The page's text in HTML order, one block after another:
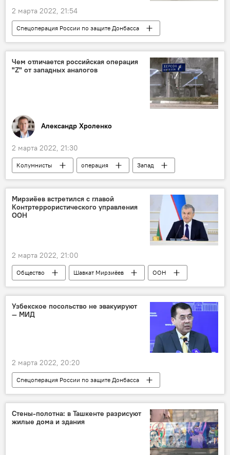
2 марта 2022, 21:54
Спецоперация России по защите Донбасса
Делегация
Украина
Чем отличается российская операция
"Z" от западных аналогов
Александр Хроленко
2 марта 2022, 21:30
Колумнисты операция
Запад
Украина
Мирзиёев встретился с главой
Контртеррористического управления
ООН
2 марта 2022, 21:00
Общество Шавкат Мирзиёев ООН
Узбекское посольство не эвакуируют
— МИД
2 марта 2022, 20:20
Спецоперация России по защите Донбасса
Узбекистан
посольство эвакуация
Стены-полотна: в Ташкенте разрисуют
жилые дома и здания